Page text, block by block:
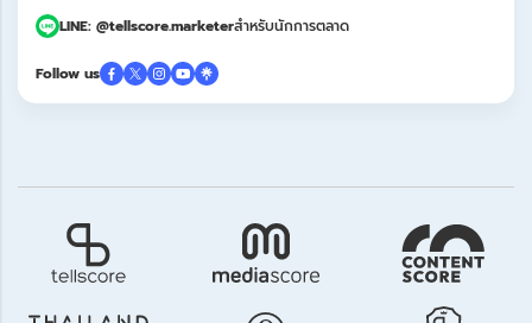
LINE: @tellscore.marketerสำหรับนักการตลาด
Follow us